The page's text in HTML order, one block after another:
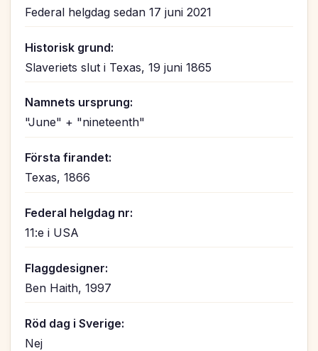
Federal helgdag sedan 17 juni 2021
Historisk grund:
Slaveriets slut i Texas, 19 juni 1865
Namnets ursprung:
"June" + "nineteenth"
Första firandet:
Texas, 1866
Federal helgdag nr:
11:e i USA
Flaggdesigner:
Ben Haith, 1997
Röd dag i Sverige:
Nej